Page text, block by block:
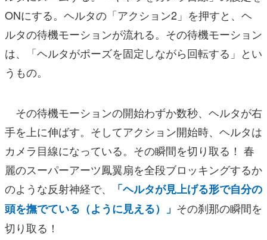
ONにする。ヘルタの「アクション2」を押すと、ヘ
ルタの待機モーションが流れる。その待機モーション
は、「ヘルタがポーズを固定しながら回転する」とい
うもの。
その待機モーションの開始わずか数秒、ヘルタが右
手を上に伸ばす。そしてアクション開始時、ヘルタは
カメラ目線になっている。その瞬間を切り取る！ 春
麗のスーパーアーツ鳳翼扇を全段ブロッキングするか
のような反射神経で、
「ヘルタが見上げる形で自分の
頭を撫でている（ように見える）」 その刹那の瞬間を
切り取る！